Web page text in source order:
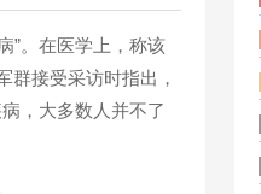
”。在医学上，称该
群接受采访时指出，
，大多数人并不了